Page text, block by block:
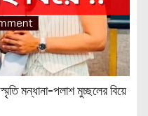
মন্ধানা-পলাশ মুচ্ছলের বিয়ে